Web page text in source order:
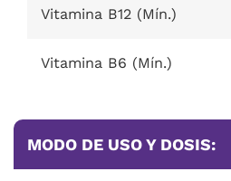
Vitamina B12 (Mín.)
Vitamina B6 (Mín.)
MODO DE USO Y DOSIS: